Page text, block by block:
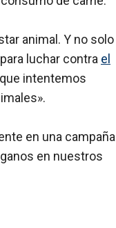
animal. Y no solo
luchar contra el
intentemos
en una campaña
en nuestros